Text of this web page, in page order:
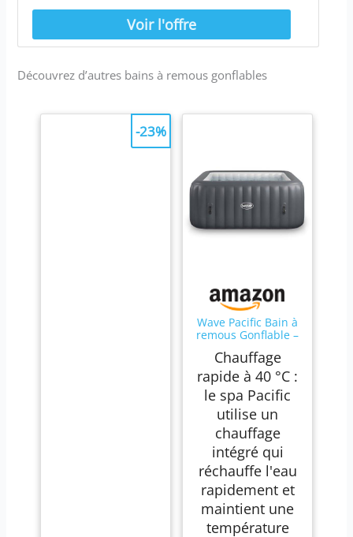
Découvrez d’autres bains à remous gonflables
-23%
Wave Pacific Bain à
remous Gonflable –
extérieur Gris foncé
pour 4 Personnes,
Chauffage Rapide à
40 °C, Filtration
WaveFlow, Jets de
Massage
AquaBubble
Chauffage
rapide à 40 °C :
le spa Pacific
utilise un
chauffage
intégré qui
réchauffe l'eau
rapidement et
maintient une
température